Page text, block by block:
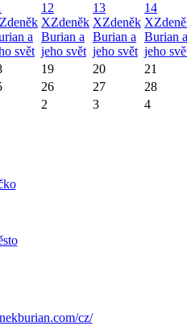
Zdeněk
a
svět
12
XZdeněk
Burian a
jeho svět
13
XZdeněk
Burian a
jeho svět
14
X
Burian a
jeho
19 20
21
26 27
28
2 3 4
cz/